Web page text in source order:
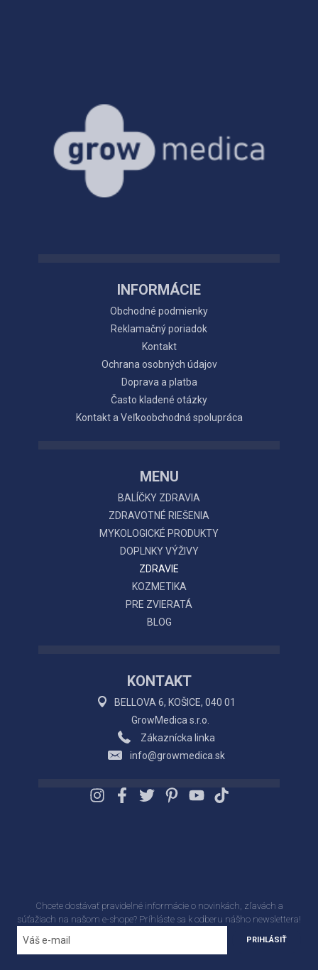
INFORMÁCIE
Obchodné podmienky
Reklamačný poriadok
Kontakt
Ochrana osobných údajov
Doprava a platba
Často kladené otázky
Kontakt a Veľkoobchodná spolupráca
MENU
BALÍČKY ZDRAVIA
ZDRAVOTNÉ RIEŠENIA
MYKOLOGICKÉ PRODUKTY
DOPLNKY VÝŽIVY
ZDRAVIE
KOZMETIKA
PRE ZVIERATÁ
BLOG
KONTAKT
BELLOVA 6, KOŠICE, 040 01
GrowMedica s.r.o.
Zákaznícka linka
info@growmedica.sk
Chcete dostávať pravidelné informácie o novinkách, zľavách a
súťažiach na našom e-shope? Príhláste sa k odberu nášho newslettera!
PRIHLÁSIŤ